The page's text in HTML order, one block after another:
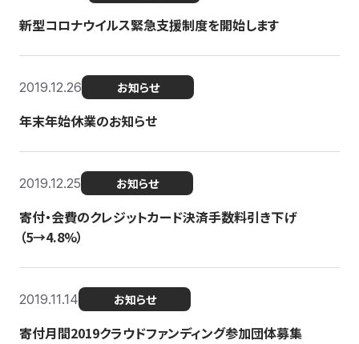
新型コロナウイルス緊急支援制度を開始します
2019.12.26 お知らせ
年末年始休業のお知らせ
2019.12.25 お知らせ
寄付・会費のクレジットカード決済手数料引き下げ
（5→4.8%）
2019.11.14 お知らせ
寄付月間2019クラウドファンディング参加団体募集